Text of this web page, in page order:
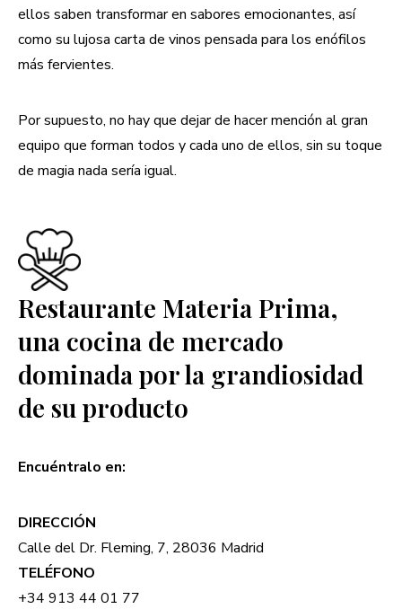
ellos saben transformar en sabores emocionantes, así
como su lujosa carta de vinos pensada para los enófilos
más fervientes.
Por supuesto, no hay que dejar de hacer mención al gran
equipo que forman todos y cada uno de ellos, sin su toque
de magia nada sería igual.
Restaurante Materia Prima,
una cocina de mercado
dominada por la grandiosidad
de su producto
Encuéntralo en:
DIRECCIÓN
Calle del Dr. Fleming, 7, 28036 Madrid
TELÉFONO
+34 913 44 01 77